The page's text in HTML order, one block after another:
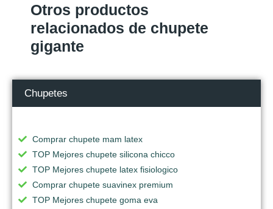
Otros productos
relacionados de chupete
gigante
Chupetes
Comprar chupete mam latex
TOP Mejores chupete silicona chicco
TOP Mejores chupete latex fisiologico
Comprar chupete suavinex premium
TOP Mejores chupete goma eva